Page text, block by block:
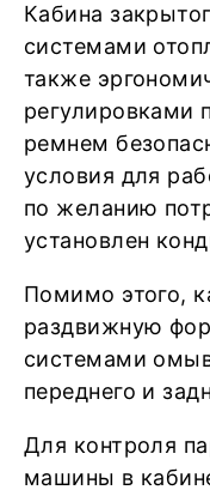
Кабина
системами
также
регулировками
ремнем
условия для
по желанию
установлен
Помимо этого,
раздвижную
системами
переднего и
Для контроля
машины в